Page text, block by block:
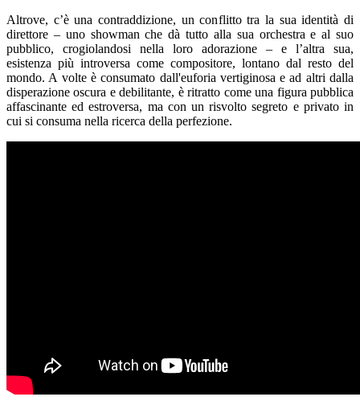
Altrove, c’è una contraddizione, un conflitto tra la sua identità di
direttore – uno showman che dà tutto alla sua orchestra e al suo
pubblico, crogiolandosi nella loro adorazione – e l’altra sua,
esistenza più introversa come compositore, lontano dal resto del
mondo. A volte è consumato dall'euforia vertiginosa e ad altri dalla
disperazione oscura e debilitante, è ritratto come una figura pubblica
affascinante ed estroversa, ma con un risvolto segreto e privato in
cui si consuma nella ricerca della perfezione.